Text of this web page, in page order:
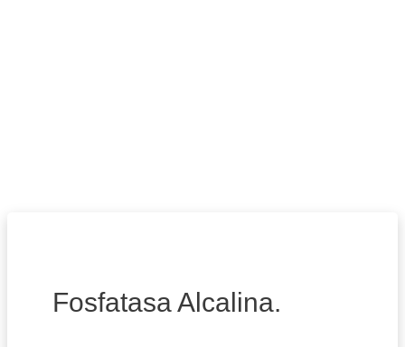
Fosfatasa Alcalina.